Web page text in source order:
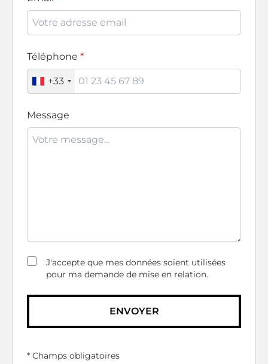
Téléphone
+33
Message
J'accepte que mes données soient utilisées
pour ma demande de mise en relation.
ENVOYER
* Champs obligatoires